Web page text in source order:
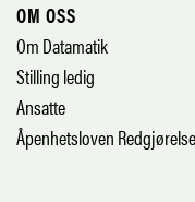
OM OSS
Om Datamatik
Stilling ledig
Ansatte
Åpenhetsloven Redgjørelse